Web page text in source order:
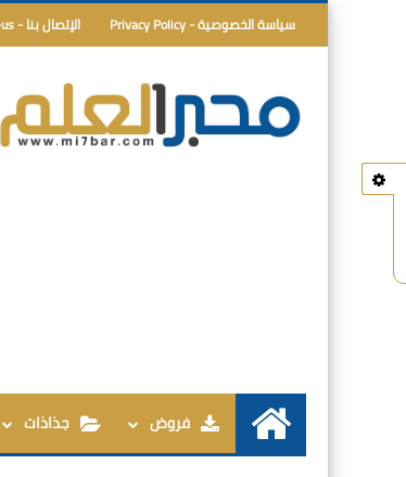
سياسة الخصوصية - Privacy Policy الإتصال بنا - Contact-us
الرئيسيةفروض جذاذات